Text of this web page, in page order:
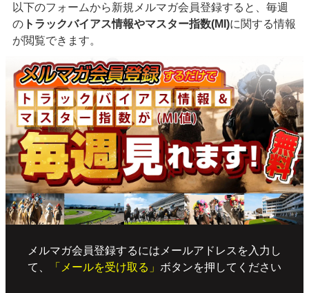
以下のフォームから新規メルマガ会員登録すると、毎週
の トラックバイアス情報やマスター指数(MI)に関する情報
が閲覧できます。
メルマガ会員登録するにはメールアドレスを入力し
て、
「メールを受け取る」 ボタンを押してください